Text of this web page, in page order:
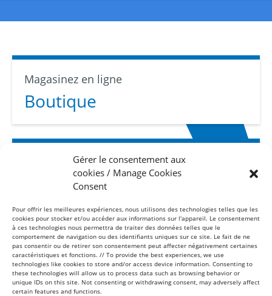
Gérer le consentement aux
cookies / Manage Cookies
Consent
Pour offrir les meilleures expériences, nous utilisons des technologies telles que les
cookies pour stocker et/ou accéder aux informations sur l'appareil. Le consentement
à ces technologies nous permettra de traiter des données telles que le
comportement de navigation ou des identifiants uniques sur ce site. Le fait de ne
pas consentir ou de retirer son consentement peut affecter négativement certaines
caractéristiques et fonctions. // To provide the best experiences, we use
technologies like cookies to store and/or access device information. Consenting to
these technologies will allow us to process data such as browsing behavior or
unique IDs on this site. Not consenting or withdrawing consent, may adversely affect
certain features and functions.
Magasinez en ligne
Boutique
Abonnez-vous
Infolettre
Sans frais
1-877-865-8443